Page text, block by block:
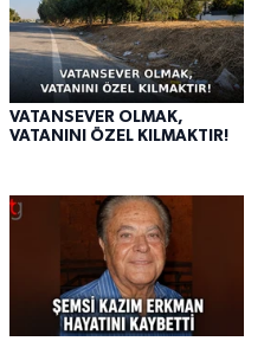
VATANSEVER OLMAK,
VATANINI ÖZEL KILMAKTIR!